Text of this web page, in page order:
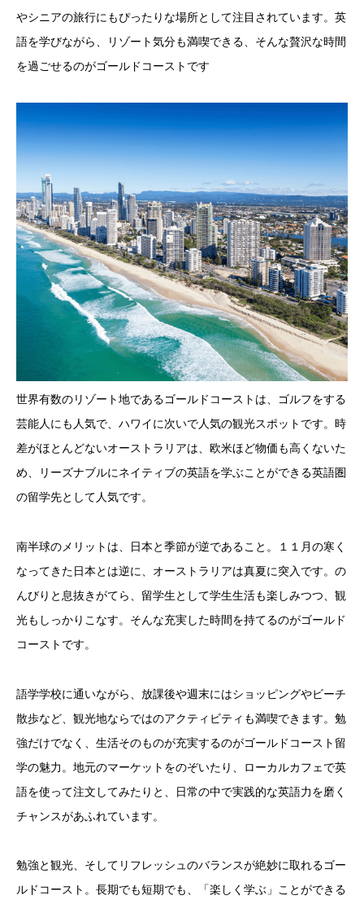
やシニアの旅行にもぴったりな場所として注目されています。英
語を学びながら、リゾート気分も満喫できる、そんな贅沢な時間
を過ごせるのがゴールドコーストです
世界有数のリゾート地であるゴールドコーストは、ゴルフをする
芸能人にも人気で、ハワイに次いで人気の観光スポットです。時
差がほとんどないオーストラリアは、欧米ほど物価も高くないた
め、リーズナブルにネイティブの英語を学ぶことができる英語圏
の留学先として人気です。
南半球のメリットは、日本と季節が逆であること。１１月の寒く
なってきた日本とは逆に、オーストラリアは真夏に突入です。の
んびりと息抜きがてら、留学生として学生生活も楽しみつつ、観
光もしっかりこなす。そんな充実した時間を持てるのがゴールド
コーストです。
語学学校に通いながら、放課後や週末にはショッピングやビーチ
散歩など、観光地ならではのアクティビティも満喫できます。勉
強だけでなく、生活そのものが充実するのがゴールドコースト留
学の魅力。地元のマーケットをのぞいたり、ローカルカフェで英
語を使って注文してみたりと、日常の中で実践的な英語力を磨く
チャンスがあふれています。
勉強と観光、そしてリフレッシュのバランスが絶妙に取れるゴー
ルドコースト。長期でも短期でも、「楽しく学ぶ」ことができる